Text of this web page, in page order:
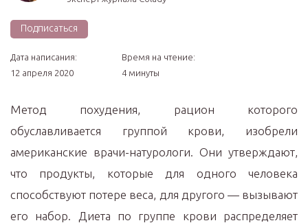
Подписаться
Дата написания:
12 апреля 2020
Время на чтение:
4 минуты
Метод похудения, рацион которого
обуславливается группой крови, изобрели
американские врачи-натурологи. Они утверждают,
что продукты, которые для одного человека
способствуют потере веса, для другого — вызывают
его набор. Диета по группе крови распределяет